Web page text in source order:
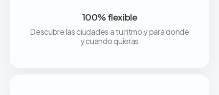
100% flexible
Descubre las ciudades a tu ritmo y para donde
y cuando quieras